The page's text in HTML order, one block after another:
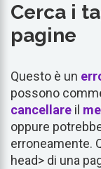
Cerca i
pagine
Questo è un
possono
cancellare il
oppure
erroneamente.
head> di una